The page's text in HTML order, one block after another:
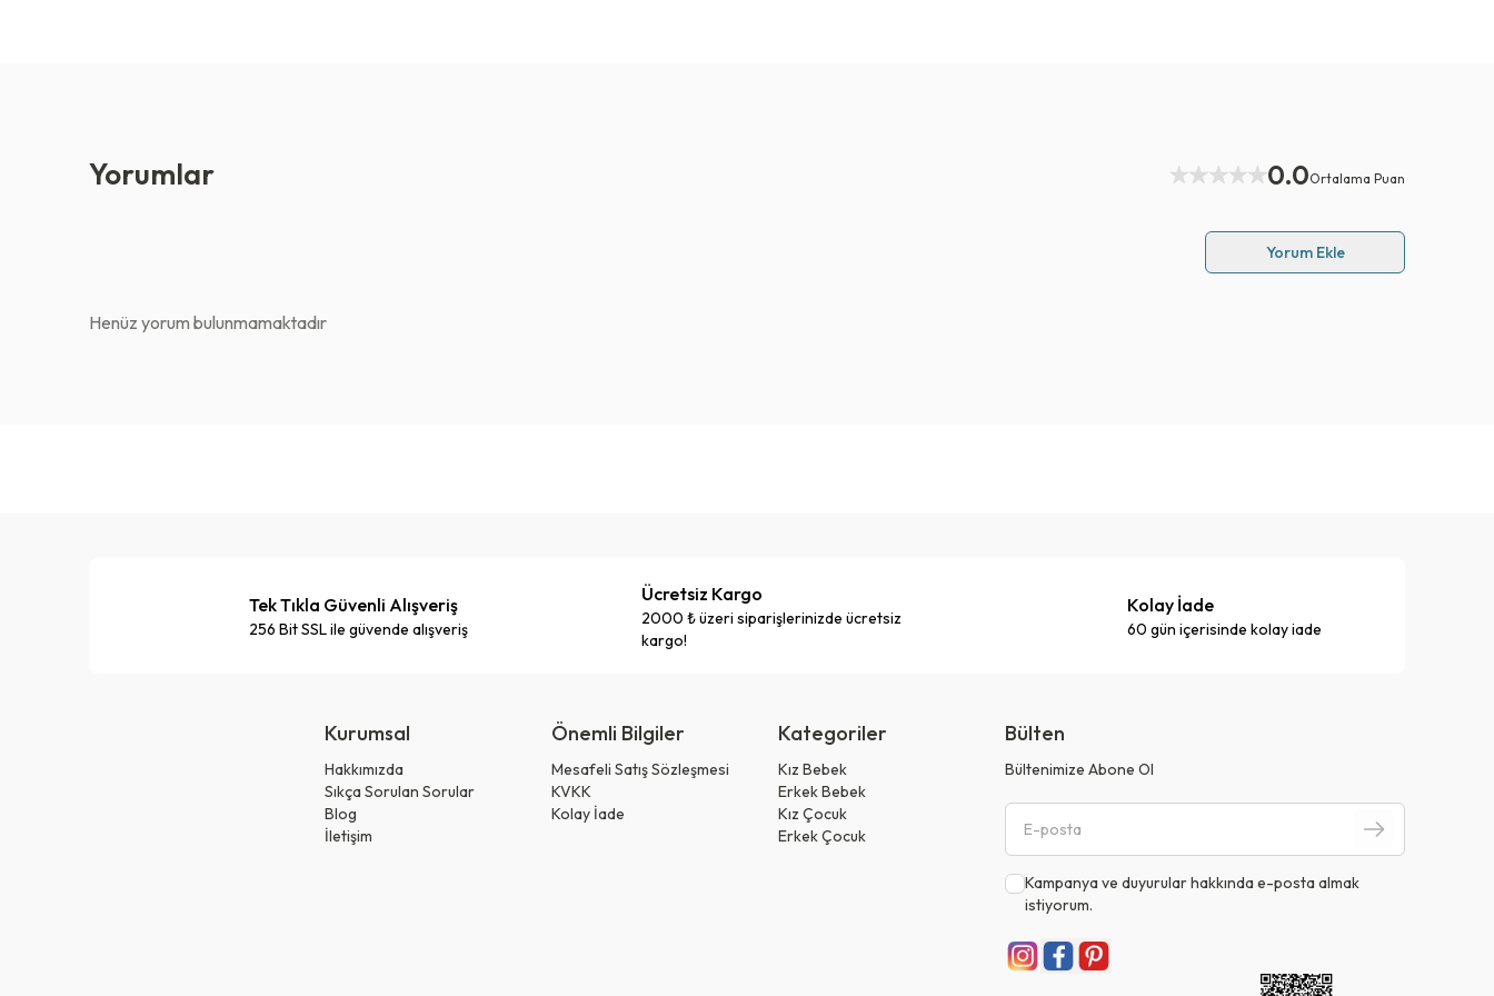
Yorumlar 0.0Ortalama Puan
Yorum Ekle
Henüz yorum bulunmamaktadır
Tek Tıkla Güvenli Alışveriş
256 Bit SSL ile güvende alışveriş
Ücretsiz Kargo
2000 ₺ üzeri siparişlerinizde ücretsiz
kargo!
Kolay İade
60 gün içerisinde kolay iade
Kurumsal
Hakkımızda
Sıkça Sorulan Sorular
Blog
İletişim
Önemli Bilgiler
Mesafeli Satış Sözleşmesi
KVKK
Kolay İade
Kategoriler
Kız Bebek
Erkek Bebek
Kız Çocuk
Erkek Çocuk
Bülten
Bültenimize Abone Ol
Kampanya ve duyurular hakkında e-posta almak
istiyorum.